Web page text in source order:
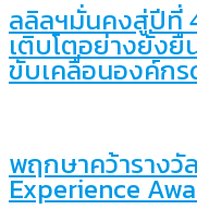
ลลิลฯมั่นคงสู่ปีที่
เติบโตอย่างยั่ง
ขับเคลื่อนองค์ก
พฤกษาคว้ารางวั
Experience